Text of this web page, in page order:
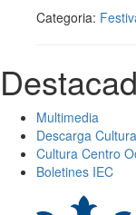
Categoria:
Multimedia
Descarga
Cultura Centro
Boletines IEC